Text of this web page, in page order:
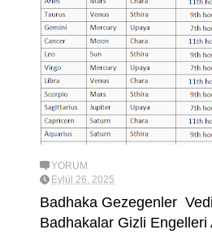
YORUM
Eylül 26, 2025
Badhaka Gezegenler
Badhakalar Gizli Engelleri